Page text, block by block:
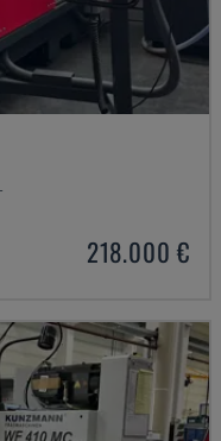
218.000 €